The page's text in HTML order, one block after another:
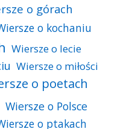
o górach
o kochaniu
Wiersze o lecie
Wiersze o miłości
o poetach
Wiersze o Polsce
o ptakach